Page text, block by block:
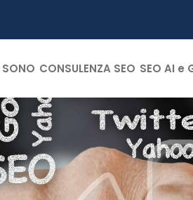
CONSULENZA SEO SEO AI e